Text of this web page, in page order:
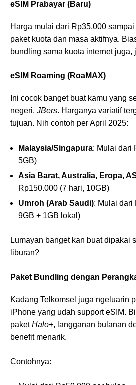
eSIM Prabayar (Baru)
Harga mulai dari Rp35.000
paket kuota dan masa aktifnya.
bundling sama kuota internet juga,
eSIM Roaming (RoaMAX)
Ini cocok banget buat kamu yang
negeri, JBers. Harganya variatif
tujuan. Nih contoh per April 2025:
Malaysia/Singapura: Mulai dari
5GB)
Asia Barat, Australia, Eropa,
Rp150.000 (7 hari, 10GB)
Umroh (Arab Saudi): Mulai dari
9GB + 1GB lokal)
Lumayan banget kan buat dipakai
liburan?
Paket Bundling dengan
Kadang Telkomsel juga ngeluarin
iPhone yang udah support eSIM.
paketHalo+, langganan bulanan
benefit menarik.
Contohnya: